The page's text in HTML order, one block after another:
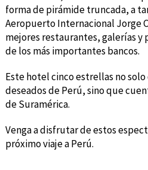
forma de pirámide truncada, a
Aeropuerto Internacional Jorge
mejores restaurantes, galerías y
de los más importantes bancos.
Este hotel cinco estrellas no solo
deseados de Perú, sino que
de Suramérica.
Venga a disfrutar de estos
próximo viaje a Perú.